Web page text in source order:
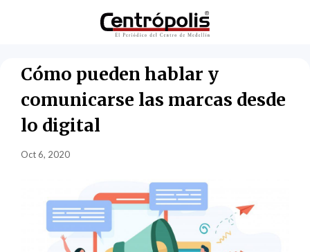
Cómo pueden hablar y
comunicarse las marcas desde
lo digital
Oct 6, 2020